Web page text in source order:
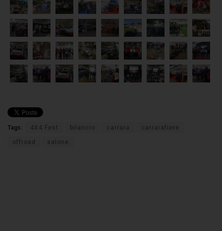
Tags: 4X4 Fest bilancio carrara carrarafiere
offroad salone